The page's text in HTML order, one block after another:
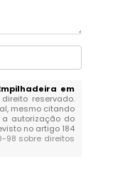
em
reservado.
mesmo citando
autorização do
no artigo 184
98 sobre direitos